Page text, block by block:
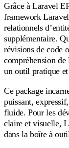
Grâce à Laravel
framework
relationnels
supplémentaire.
révisions de code
compréhension
un outil pratique
Ce package
puissant,
fluide. Pour les
claire et visuelle,
dans la boîte à